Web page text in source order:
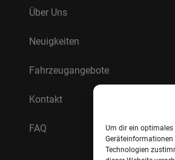
Um dir ein optimales
Technologien
Über Uns
Neuigkeiten
Fahrzeugangebote
Kontakt
FAQ